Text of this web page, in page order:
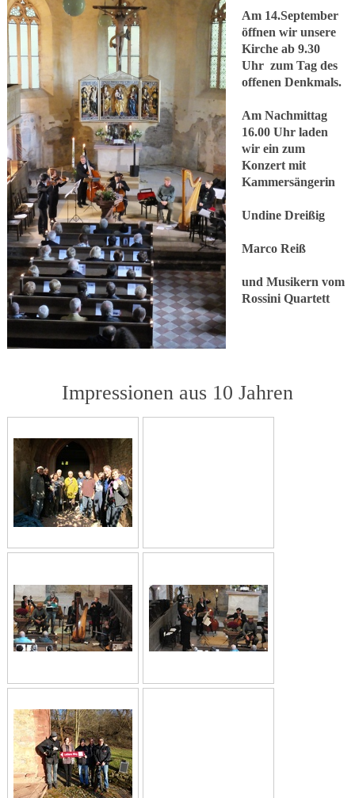
Am 14.September
öffnen wir unsere
Kirche ab 9.30
Uhr zum Tag des
offenen Denkmals.
Am Nachmittag
16.00 Uhr laden
wir ein zum
Konzert mit
Kammersängerin
Undine Dreißig
Marco Reiß
und Musikern vom
Rossini Quartett
Impressionen aus 10 Jahren